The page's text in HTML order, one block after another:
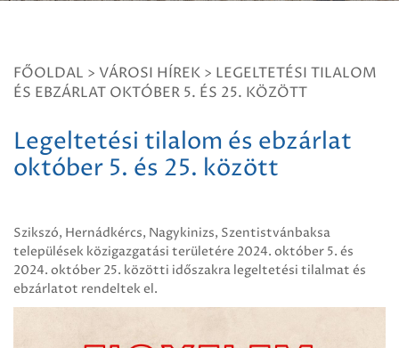
FŐOLDAL > VÁROSI HÍREK > LEGELTETÉSI TILALOM
ÉS EBZÁRLAT OKTÓBER 5. ÉS 25. KÖZÖTT
Legeltetési tilalom és ebzárlat
október 5. és 25. között
Szikszó, Hernádkércs, Nagykinizs, Szentistvánbaksa
települések közigazgatási területére 2024. október 5. és
2024. október 25. közötti időszakra legeltetési tilalmat és
ebzárlatot rendeltek el.